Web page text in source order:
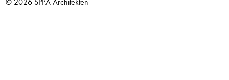
© 2026 SPPA Architekten